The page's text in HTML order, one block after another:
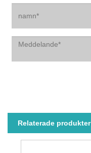
Relaterade produkter